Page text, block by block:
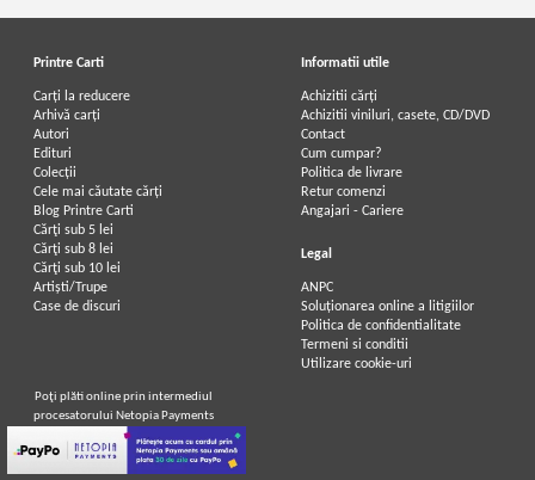
Constantinopolului (volumul 2)
Vintila Corbul - Caderea
Constantinopolelui (volumul 1)
Printre Carti
Carți la reducere
Arhivă carți
Autori
Edituri
Colecții
Cele mai căutate cărți
Blog Printre Carti
Cărţi sub 5 lei
Cărţi sub 8 lei
Cărţi sub 10 lei
Artiști/Trupe
Case de discuri
Informatii utile
Achizitii cărți
Achizitii viniluri, casete, CD/DVD
Contact
Cum cumpar?
Politica de livrare
Retur comenzi
Angajari - Cariere
Legal
ANPC
Soluționarea online a litigiilor
Politica de confidentialitate
Termeni si conditii
Utilizare cookie-uri
Poţi plăti online prin intermediul
procesatorului Netopia Payments